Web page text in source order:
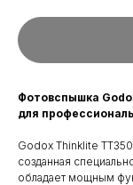
Фотовспышка
для
Godox Thinklite
созданная
обладает мощным